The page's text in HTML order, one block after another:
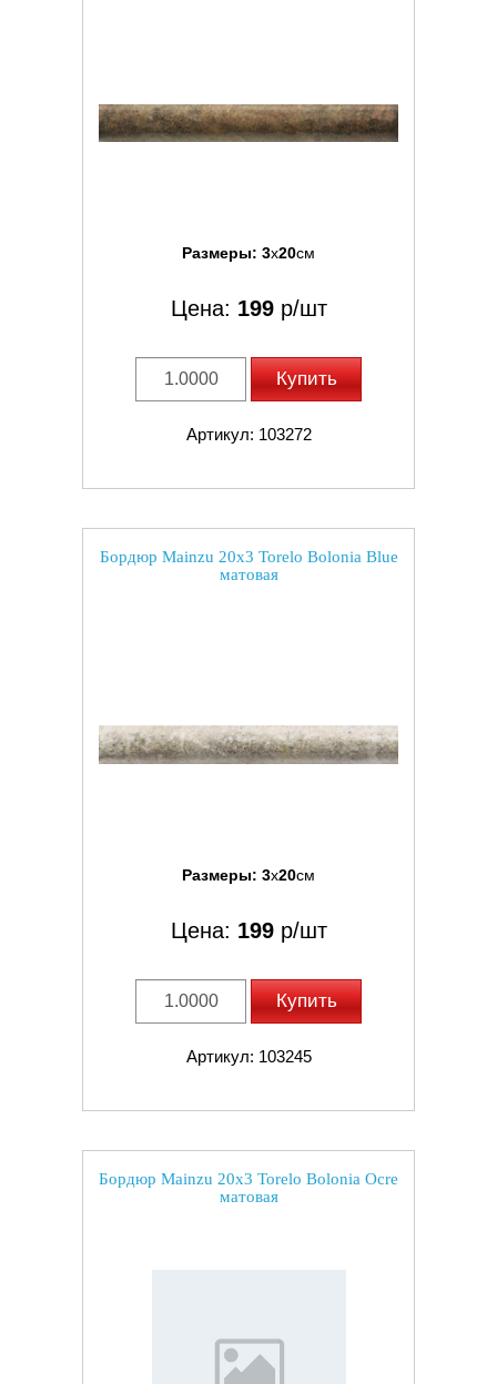
Размеры: 3x20см
Цена: 199р/шт
Купить
Артикул: 103272
Бордюр Mainzu 20x3 Torelo Bolonia Blue
матовая
Размеры: 3x20см
Цена: 199р/шт
Купить
Артикул: 103245
Бордюр Mainzu 20x3 Torelo Bolonia Ocre
матовая